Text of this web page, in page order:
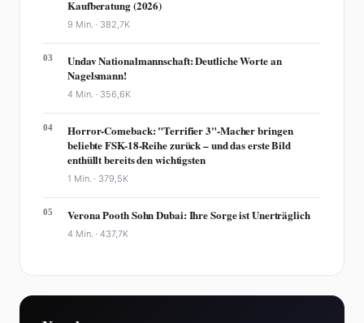
Kaufberatung (2026)
9 Min. · 382,7K
03
Undav Nationalmannschaft: Deutliche Worte an
Nagelsmann!
4 Min. · 356,6K
04
Horror-Comeback: "Terrifier 3"-Macher bringen
beliebte FSK-18-Reihe zurück – und das erste Bild
enthüllt bereits den wichtigsten
1 Min. · 379,5K
05 Verona Pooth Sohn Dubai: Ihre Sorge ist Unerträglich
4 Min. ·437,7K